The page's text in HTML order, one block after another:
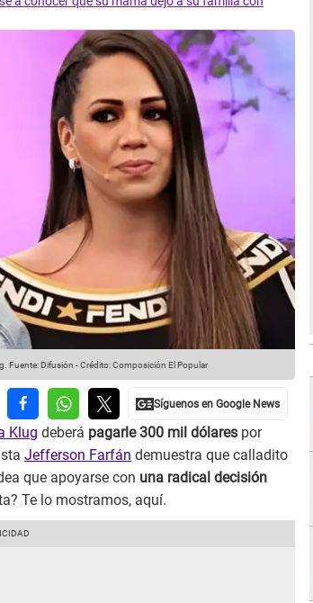
Fuente: Difusión -Crédito: Composición El Popular
Klug deberá pagarle 300 mil dólares por
Jefferson Farfán demuestra que calladito
que apoyarse con una radical decisión
Te lo mostramos, aquí.